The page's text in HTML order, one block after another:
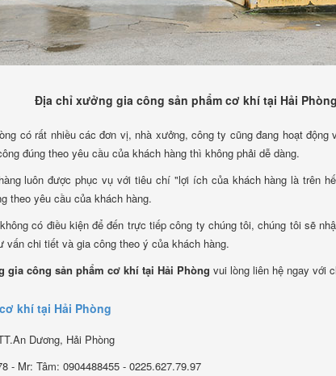
Địa chỉ xưởng gia công sản phẩm cơ khí tại Hải Phòng
có rất nhiều các đơn vị, nhà xưởng, công ty cũng đang hoạt
đúng theo yêu cầu của khách hàng thì không phải dễ dàng.
luôn được phục vụ với tiêu chí "lợi ích của khách hàng là trên
theo yêu cầu của khách hàng.
có điều kiện để đến trực tiếp công ty chúng tôi, chúng tôi sẽ
vấn chi tiết và gia công theo ý của khách hàng.
gia công sản phẩm cơ khí tại Hải Phòng vui lòng liên hệ ngay với
khí tại Hải Phòng
Dương, Hải Phòng
- Mr: Tâm: 0904488455 - 0225.627.79.97